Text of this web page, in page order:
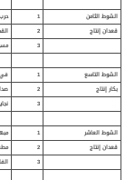
الشوط الثامن 1 حرب
قعدان إنتاج
2
3
الشوط التاسع 1 في
بكار إنتاج
2 صدا
3
الشوط العاشر 1
قعدان إنتاج
2
3